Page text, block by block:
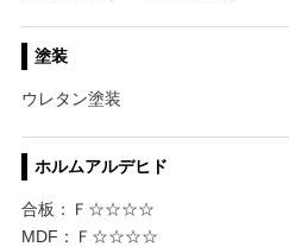
塗装
ウレタン塗装
ホルムアルデヒド
合板：Ｆ☆☆☆☆
MDF：Ｆ☆☆☆☆